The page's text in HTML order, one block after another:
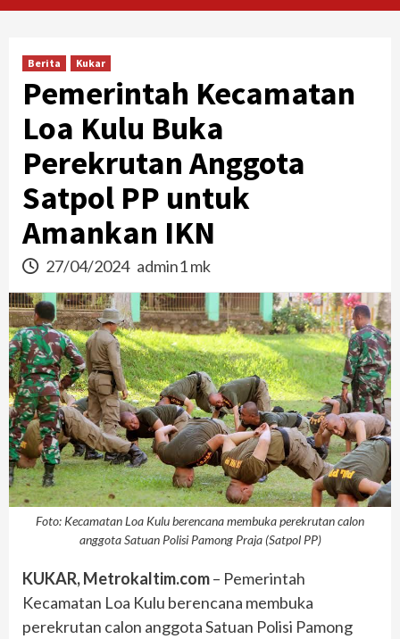
Berita Kukar
Pemerintah Kecamatan
Loa Kulu Buka
Perekrutan Anggota
Satpol PP untuk
Amankan IKN
27/04/2024 admin1 mk
Foto: Kecamatan Loa Kulu berencana membuka perekrutan calon
anggota Satuan Polisi Pamong Praja (Satpol PP)
KUKAR, Metrokaltim.com– Pemerintah
Kecamatan Loa Kulu berencana membuka
perekrutan calon anggota Satuan Polisi Pamong